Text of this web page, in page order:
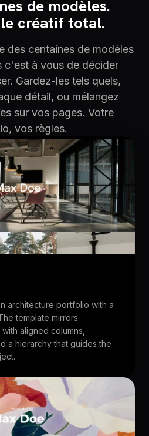
de modèles.
créatif total.
des centaines de modèles
c'est à vous de décider
Gardez-les tels quels,
détail, ou mélangez
sur vos pages. Votre
vos règles.
architecture portfolio with a
template mirrors
aligned columns,
a hierarchy that guides the